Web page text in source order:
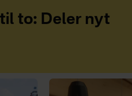
to: Deler nyt